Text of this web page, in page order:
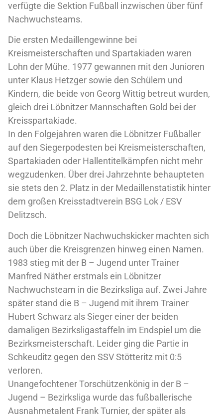
verfügte die Sektion Fußball inzwischen über fünf
Nachwuchsteams.
Die ersten Medaillengewinne bei
Kreismeisterschaften und Spartakiaden waren
Lohn der Mühe. 1977 gewannen mit den Junioren
unter Klaus Hetzger sowie den Schülern und
Kindern, die beide von Georg Wittig betreut wurden,
gleich drei Löbnitzer Mannschaften Gold bei der
Kreisspartakiade.
In den Folgejahren waren die Löbnitzer Fußballer
auf den Siegerpodesten bei Kreismeisterschaften,
Spartakiaden oder Hallentitelkämpfen nicht mehr
wegzudenken. Über drei Jahrzehnte behaupteten
sie stets den 2. Platz in der Medaillenstatistik hinter
dem großen Kreisstadtverein BSG Lok / ESV
Delitzsch.
Doch die Löbnitzer Nachwuchskicker machten sich
auch über die Kreisgrenzen hinweg einen Namen.
1983 stieg mit der B – Jugend unter Trainer
Manfred Näther erstmals ein Löbnitzer
Nachwuchsteam in die Bezirksliga auf. Zwei Jahre
später stand die B – Jugend mit ihrem Trainer
Hubert Schwarz als Sieger einer der beiden
damaligen Bezirksligastaffeln im Endspiel um die
Bezirksmeisterschaft. Leider ging die Partie in
Schkeuditz gegen den SSV Stötteritz mit 0:5
verloren.
Unangefochtener Torschützenkönig in der B –
Jugend – Bezirksliga wurde das fußballerische
Ausnahmetalent Frank Turnier, der später als